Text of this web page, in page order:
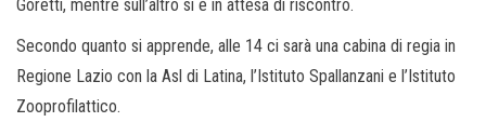
Goretti, mentre sull’altro si è in attesa di riscontro.
Secondo quanto si apprende, alle 14 ci sarà una cabina di regia in
Regione Lazio con la Asl di Latina, l’Istituto Spallanzani e l’Istituto
Zooprofilattico.